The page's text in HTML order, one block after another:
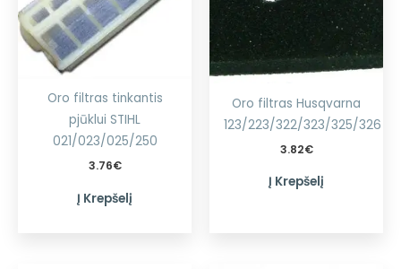
Oro filtras tinkantis
pjūklui STIHL
021/023/025/250
3.76€
Į Krepšelį
Oro filtras Husqvarna
123/223/322/323/325/326
3.82€
Į Krepšelį